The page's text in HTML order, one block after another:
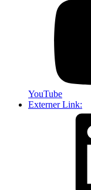
YouTube
Externer Link: